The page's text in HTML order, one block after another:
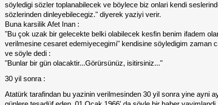
söyledigi sözler toplanabilecek ve böylece biz onlari kendi
sözlerinden dinleyebilecegiz." diyerek yaziyi verir.
Buna karsilik Afet Inan :
"Bu çok uzak bir gelecekte belki olabilecek kesfin benim ifadem
verilmesine cesaret edemiyecegimi" kendisine söyledigim zaman
ve söyle dedi :
"Bunlar bir gün olacaktir...Görürsünüz, isitirsiniz..."
30 yil sonra :
Atatürk tarafindan bu yazinin verilmesinden 30 yil sonra yine ayni